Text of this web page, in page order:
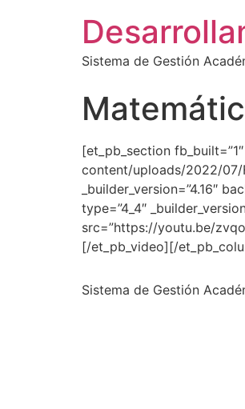
Sistema de Gestión
[et_pb_section
content/uploads/2022/07/
_builder_version=”4.16″
type=”4_4″
src=”https://youtu.be/
[/et_pb_video][/
Sistema de Gestión